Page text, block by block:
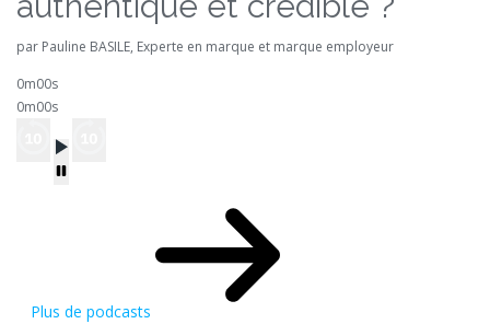
par Pauline BASILE, Experte en marque et marque employeur
0m00s
0m00s
Plus de podcasts